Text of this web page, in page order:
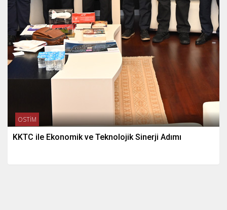
OSTİM
KKTC ile Ekonomik ve Teknolojik Sinerji Adımı